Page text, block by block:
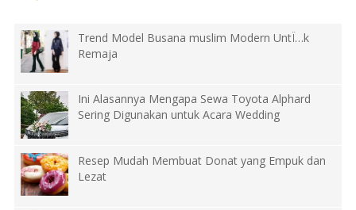
Trend Model Busana muslim Modern UntÏ…k
Remaja
Ini Alasannya Mengapa Sewa Toyota Alphard
Sering Digunakan untuk Acara Wedding
Resep Mudah Membuat Donat yang Empuk dan
Lezat